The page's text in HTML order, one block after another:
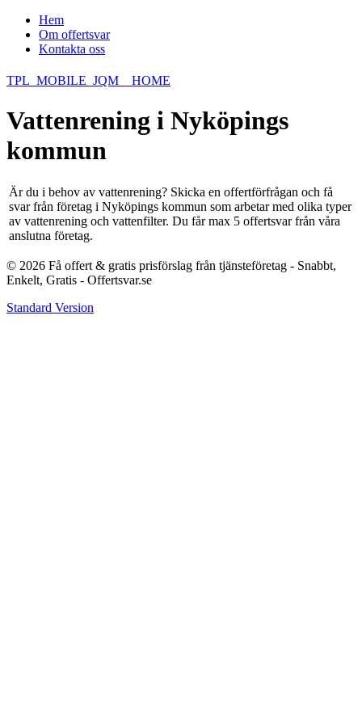
Hem
Om offertsvar
Kontakta oss
TPL_MOBILE_JQM__HOME
Vattenrening i Nyköpings
kommun
Är du i behov av vattenrening? Skicka en offertförfrågan och få
svar från företag i Nyköpings kommun som arbetar med olika typer
av vattenrening och vattenfilter. Du får max 5 offertsvar från våra
anslutna företag.
© 2026 Få offert & gratis prisförslag från tjänsteföretag - Snabbt,
Enkelt, Gratis - Offertsvar.se
Standard Version